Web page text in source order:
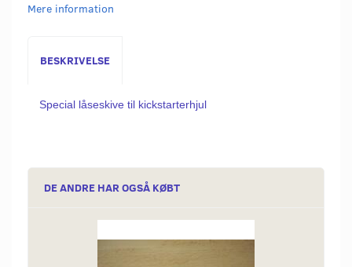
Mere information
BESKRIVELSE
Special låseskive til kickstarterhjul
DE ANDRE HAR OGSÅ KØBT